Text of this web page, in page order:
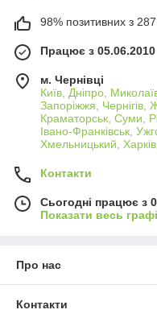
98% позитивних з 287
Працює з 05.06.2010
м. Чернівці
Київ, Дніпро,
Запоріжжя,
Краматорськ, Суми,
Івано-Франківськ,
Хмельницький,
Контакти
Сьогодні працює з
Показати весь
Про нас
Контакти